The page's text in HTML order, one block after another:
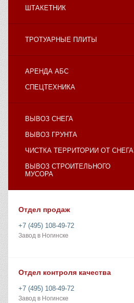
ШТАКЕТНИК
ТРОТУАРНЫЕ ПЛИТЫ
АРЕНДА АБС
СПЕЦТЕХНИКА
ВЫВОЗ СНЕГА
ВЫВОЗ ГРУНТА
ЧИСТКА ТЕРРИТОРИИ ОТ СНЕГА
ВЫВОЗ СТРОИТЕЛЬНОГО
МУСОРА
Отдел продаж
+7 (495) 108-49-72
Завод в Ногинске
Отдел контроля качества
+7 (495) 108-49-72
Завод в Ногинске